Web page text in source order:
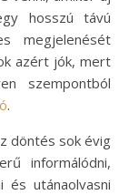
hosszú távú
megjelenését
azért jók, mert
szempontból
.
döntés sok évig
informálódni,
és utánaolvasni